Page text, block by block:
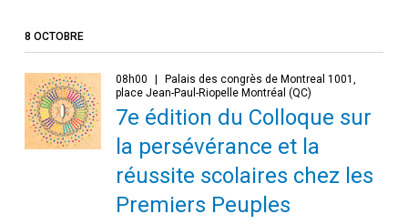
8 OCTOBRE
08h00
Palais des congrès de Montreal 1001,
place Jean-Paul-Riopelle Montréal (QC)
7e édition du Colloque sur
la persévérance et la
réussite scolaires chez les
Premiers Peuples